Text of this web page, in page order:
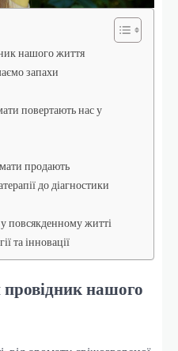
нашого життя
запахи
повертають нас у
продають
до діагностики
повсякденному житті
та інновації
нашого